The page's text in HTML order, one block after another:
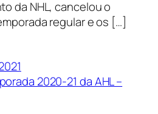
da NHL, cancelou o
regular e os […]
2020-21 da AHL –